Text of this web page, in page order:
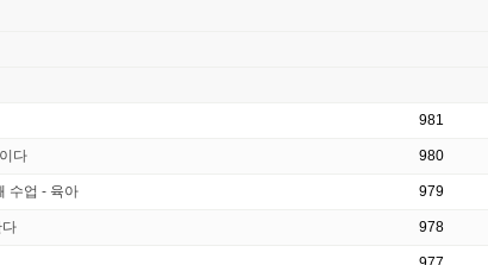
981
다 980
수업 - 육아 979
다 978